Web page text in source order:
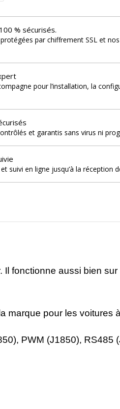
% sécurisés.
par chiffrement SSL et
pour l’installation, la
et garantis sans virus ni
suivi en ligne jusqu’à la réception
fonctionne aussi bien
marque pour les voitures
PWM (J1850), RS485